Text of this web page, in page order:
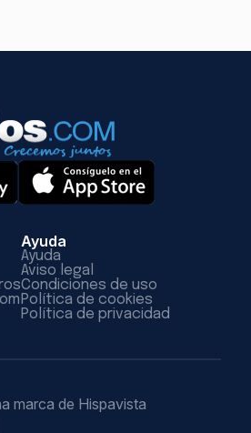
Ayuda
Ayuda
Aviso legal
Condiciones de uso
Política de cookies
Política de privacidad
marca de Hispavista